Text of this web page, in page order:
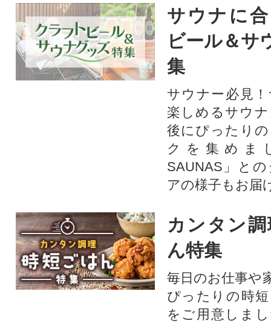
サウナに
ビール＆サ
集
サウナー必見
楽しめるサウ
後にぴったり
クを集めま
SAUNAS」と
アの様子もお届
カンタン
ん特集
毎日のお仕事や
ぴったりの時
をご用意しま